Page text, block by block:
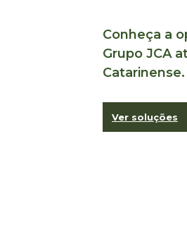
Conheça a
Grupo JCA
Catarinense.
Ver soluções